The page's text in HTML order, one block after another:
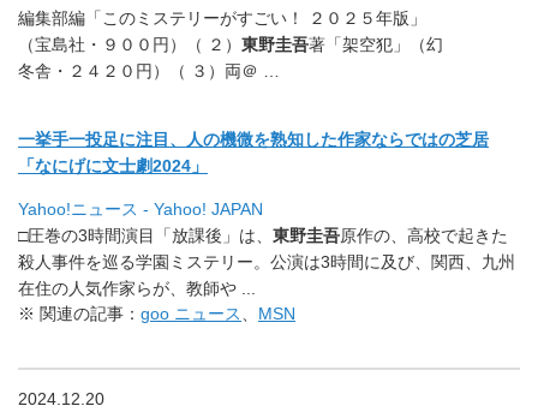
編集部編「このミステリーがすごい！ ２０２５年版」
（宝島社・９００円）（ ２） 東野圭吾著「架空犯」（幻
冬舎・２４２０円）（ ３）両＠ …
一挙手一投足に注目、人の機微を熟知した作家ならではの芝居
「なにげに文士劇2024」
Yahoo!ニュース - Yahoo! JAPAN
□圧巻の3時間演目「放課後」は、 東野圭吾原作の、 高校で起きた
殺人事件を巡る学園ミステリー。 公演は3時間に及び、関西、九州
在住の人気作家らが、教師や .
※ 関連の記事： goo ニュース MSN
2024.12.20